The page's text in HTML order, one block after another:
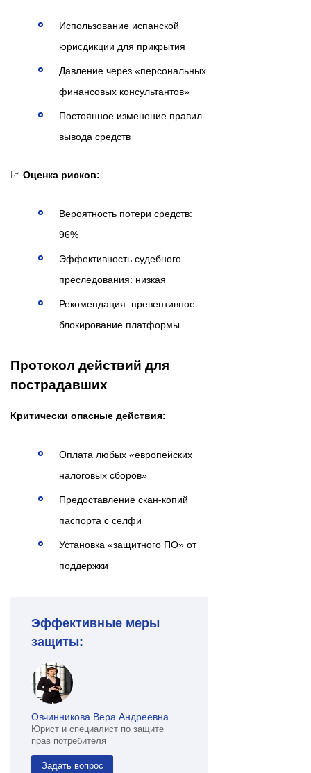
Использование испанской
юрисдикции для прикрытия
Давление через «персональных
финансовых консультантов»
Постоянное изменение правил
вывода средств
📈 Оценка рисков:
Вероятность потери средств:
96%
Эффективность судебного
преследования: низкая
Рекомендация: превентивное
блокирование платформы
Протокол действий для
пострадавших
Критически опасные действия:
Оплата любых «европейских
налоговых сборов»
Предоставление скан-копий
паспорта с селфи
Установка «защитного ПО» от
поддержки
Эффективные меры
защиты:
Овчинникова Вера Андреевна
Юрист и специалист по защите
прав потребителя
Задать вопрос